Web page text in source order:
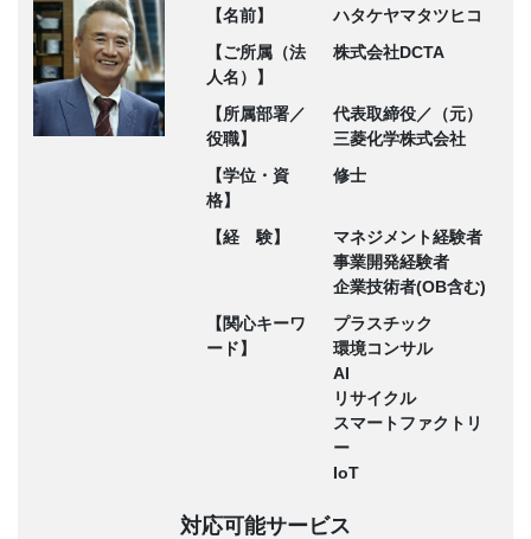
【名前】
ハタケヤマタツヒコ
【ご所属（法
人名）】
株式会社DCTA
【所属部署／
役職】
代表取締役／（元）
三菱化学株式会社
【学位・資
格】
修士
【経 験】
マネジメント経験者
事業開発経験者
企業技術者(OB含む)
【関心キーワ
ード】
プラスチック
環境コンサル
AI
リサイクル
スマートファクトリ
ー
IoT
対応可能サービス